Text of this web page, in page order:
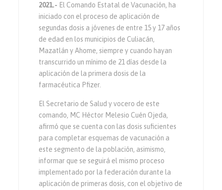
2021.- El Comando Estatal de Vacunación, ha
iniciado con el proceso de aplicación de
segundas dosis a jóvenes de entre 15 y 17 años
de edad en los municipios de Culiacán,
Mazatlán y Ahome, siempre y cuando hayan
transcurrido un mínimo de 21 días desde la
aplicación de la primera dosis de la
farmacéutica Pfizer.
El Secretario de Salud y vocero de este
comando, MC Héctor Melesio Cuén Ojeda,
afirmó que se cuenta con las dosis suficientes
para completar esquemas de vacunación a
este segmento de la población, asimismo,
informar que se seguirá el mismo proceso
implementado por la federación durante la
aplicación de primeras dosis, con el objetivo de